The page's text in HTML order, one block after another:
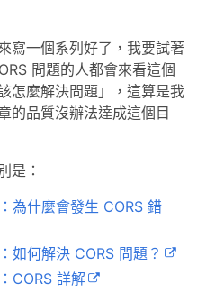
寫一個系列好了，我要試著
問題的人都會來看這個
怎麼解決問題」，這算是我
的品質沒辦法達成這個目
是：
為什麼會發生 CORS 錯
如何解決 CORS 問題？
CORS 詳解